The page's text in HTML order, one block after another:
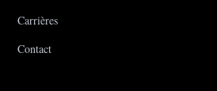
Carrières
Contact